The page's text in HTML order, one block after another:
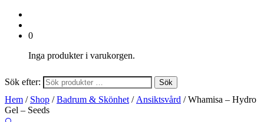
0
Inga produkter i varukorgen.
Sök efter: Sök
Hem / Shop /Badrum & Skönhet / Ansiktsvård / Whamisa – Hydro
Gel – Seeds